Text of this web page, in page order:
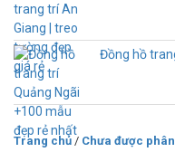
Đồng hồ
Trang chủ / Chưa được